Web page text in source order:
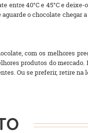
40°C e 45°C e
o chocolate
com os melhores
produtos do
Ou se preferir, retire na